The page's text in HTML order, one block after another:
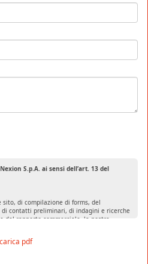
S.p.A. ai sensi dell’art. 13 del
sito, di compilazione di forms, del
contatti preliminari, di indagini e ricerche
del rapporto commerciale, la nostra
pdf